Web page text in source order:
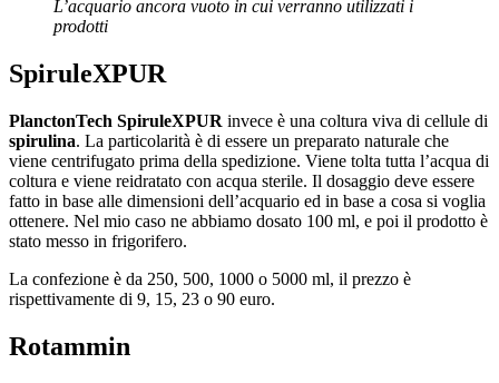
L’acquario ancora vuoto in cui verranno utilizzati i
prodotti
SpiruleXPUR
PlanctonTech SpiruleXPUR invece è una coltura viva di cellule di
spirulina. La particolarità è di essere un preparato naturale che
viene centrifugato prima della spedizione. Viene tolta tutta l’acqua di
coltura e viene reidratato con acqua sterile. Il dosaggio deve essere
fatto in base alle dimensioni dell’acquario ed in base a cosa si voglia
ottenere. Nel mio caso ne abbiamo dosato 100 ml, e poi il prodotto è
stato messo in frigorifero.
La confezione è da 250, 500, 1000 o 5000 ml, il prezzo è
rispettivamente di 9, 15, 23 o 90 euro.
Rotammin